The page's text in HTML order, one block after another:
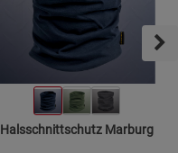
Halsschnittschutz Marburg